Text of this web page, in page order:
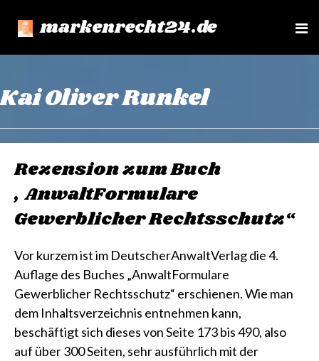
markenrecht24.de
e
Kai Oliver Runkel
Rezension zum Buch
„AnwaltFormulare
Gewerblicher Rechtsschutz“
Vor kurzem ist im DeutscherAnwaltVerlag die 4.
Auflage des Buches „AnwaltFormulare
Gewerblicher Rechtsschutz“ erschienen. Wie man
dem Inhaltsverzeichnis entnehmen kann,
beschäftigt sich dieses von Seite 173 bis 490, also
auf über 300 Seiten, sehr ausführlich mit der